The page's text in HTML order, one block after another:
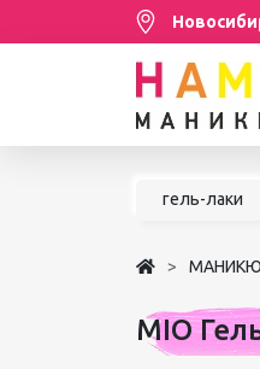
гель-лаки
MIO